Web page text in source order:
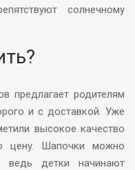
солнечному
предлагает родителям
и с доставкой. Уже
высокое качество
цену. Шапочки можно
ведь детки начинают